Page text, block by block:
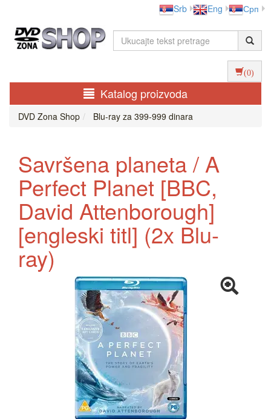
Srb Eng Срп
(0)
Katalog proizvoda
DVD Zona Shop Blu-ray za 399-999 dinara
Savršena planeta / A
Perfect Planet [BBC,
David Attenborough]
[engleski titl] (2x Blu-
ray)